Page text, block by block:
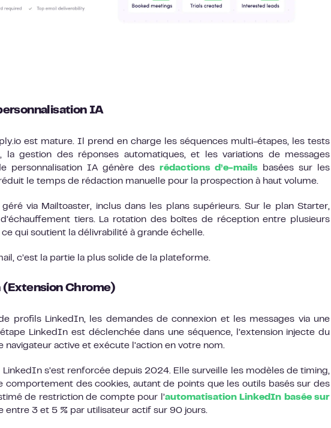
IA
est mature. Il prend en charge les séquences multi-étapes, les tests
la gestion des réponses automatiques, et les variations de messages
personnalisation IA génère des rédactions d’e-mails basées sur les
le temps de rédaction manuelle pour la prospection à haut volume.
via Mailtoaster, inclus dans les plans supérieurs. Sur le plan Starter,
tiers. La rotation des boîtes de réception entre plusieurs
qui soutient la délivrabilité à grande échelle.
c’est la partie la plus solide de la plateforme.
Chrome)
profils LinkedIn, les demandes de connexion et les messages via une
LinkedIn est déclenchée dans une séquence, l’extension injecte du
navigateur active et exécute l’action en votre nom.
s’est renforcée depuis 2024. Elle surveille les modèles de timing,
comportement des cookies, autant de points que les outils basés sur des
de restriction de compte pour l’automatisation LinkedIn basée sur
entre 3 et 5 % par utilisateur actif sur 90 jours.